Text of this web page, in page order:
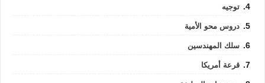
توجيه
دروس محو الأمية
سلك المهندسين
قرعة أمريكا